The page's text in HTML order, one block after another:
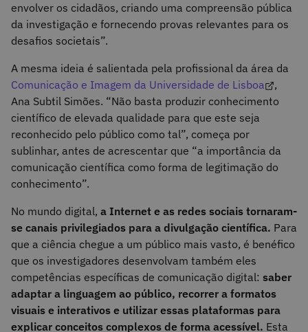
envolver os cidadãos, criando uma compreensão pública
da investigação e fornecendo provas relevantes para os
desafios societais”.
A mesma ideia é salientada pela profissional da área da
Comunicação e Imagem da Universidade de Lisboa
,
Ana Subtil Simões. “Não basta produzir conhecimento
científico de elevada qualidade para que este seja
reconhecido pelo público como tal”, começa por
sublinhar, antes de acrescentar que “a importância da
comunicação científica como forma de legitimação do
conhecimento”.
No mundo digital, a Internet e as redes sociais tornaram-
se canais privilegiados para a divulgação científica. Para
que a ciência chegue a um público mais vasto, é benéfico
que os investigadores desenvolvam também eles
competências específicas de comunicação digital: saber
adaptar a linguagem ao público, recorrer a formatos
visuais e interativos e utilizar essas plataformas para
explicar conceitos complexos de forma acessível. Esta